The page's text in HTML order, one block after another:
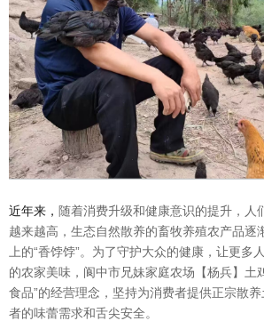
近年来， 随着消费升级和健康意识的提升，人
越来越高，生态自然散养的畜牧养殖农产品逐
上的“香饽饽”。为了守护大众的健康，让更多
的农家美味，阆中市兄妹家庭农场【杨兵】土
食品”的经营理念，坚持为消费者提供正宗散
者的味蕾需求和舌尖安全。